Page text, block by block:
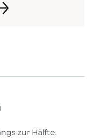
zur Hälfte.